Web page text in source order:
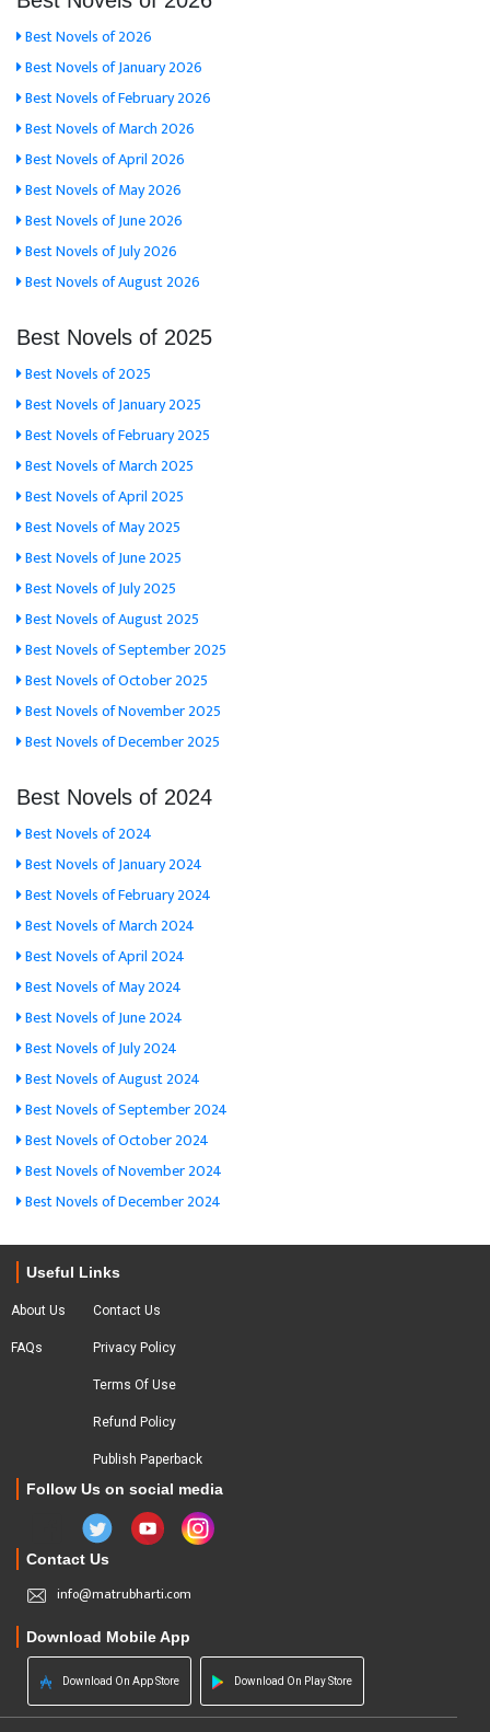
Best Novels of 2026
Best Novels of January 2026
Best Novels of February 2026
Best Novels of March 2026
Best Novels of April 2026
Best Novels of May 2026
Best Novels of June 2026
Best Novels of July 2026
Best Novels of August 2026
Best Novels of 2025
Best Novels of 2025
Best Novels of January 2025
Best Novels of February 2025
Best Novels of March 2025
Best Novels of April 2025
Best Novels of May 2025
Best Novels of June 2025
Best Novels of July 2025
Best Novels of August 2025
Best Novels of September 2025
Best Novels of October 2025
Best Novels of November 2025
Best Novels of December 2025
Best Novels of 2024
Best Novels of 2024
Best Novels of January 2024
Best Novels of February 2024
Best Novels of March 2024
Best Novels of April 2024
Best Novels of May 2024
Best Novels of June 2024
Best Novels of July 2024
Best Novels of August 2024
Best Novels of September 2024
Best Novels of October 2024
Best Novels of November 2024
Best Novels of December 2024
Useful Links
About Us
FAQs
Contact Us
Privacy Policy
Terms Of Use
Refund Policy
Publish Paperback
Follow Us on social media
Contact Us
info@matrubharti.com
Download Mobile App
Download On App Store Download On Play Store